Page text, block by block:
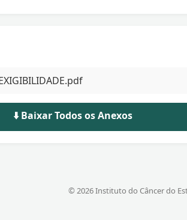
⬇️ Baixar Todos os Anexos
© 2026 Instituto do Câncer do